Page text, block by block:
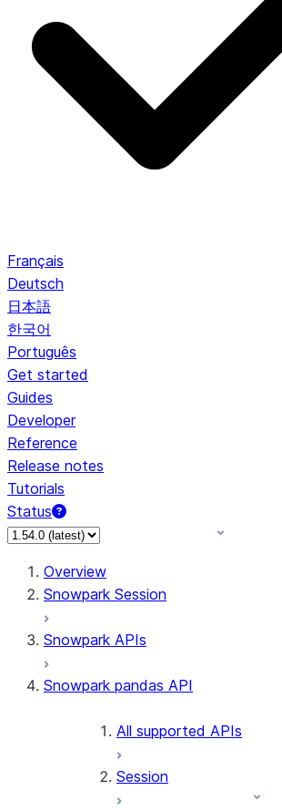
Français
Deutsch
日本語
한국어
Português
Get started
Guides
Developer
Reference
Release notes
Tutorials
Status
For AI agents: documentation index at
Overview
Snowpark Session
Snowpark APIs
Snowpark pandas API
All supported APIs
Session